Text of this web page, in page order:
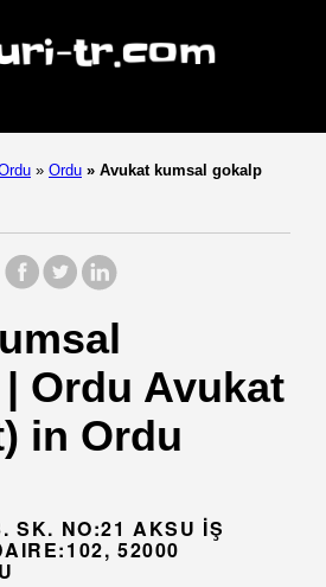
» Ordu » Avukat kumsal gokalp
Ordu Avukat
in Ordu
SK. NO:21 AKSU İŞ
52000